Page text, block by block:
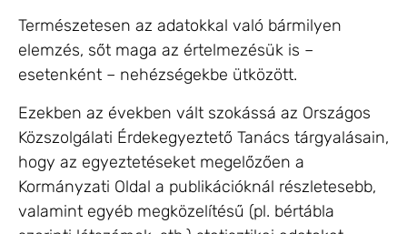
Természetesen az adatokkal való bármilyen
elemzés, sőt maga az értelmezésük is –
esetenként – nehézségekbe ütközött.
Ezekben az években vált szokássá az Országos
Közszolgálati Érdekegyeztető Tanács tárgyalásain,
hogy az egyeztetéseket megelőzően a
Kormányzati Oldal a publikációknál részletesebb,
valamint egyéb megközelítésű (pl. bértábla